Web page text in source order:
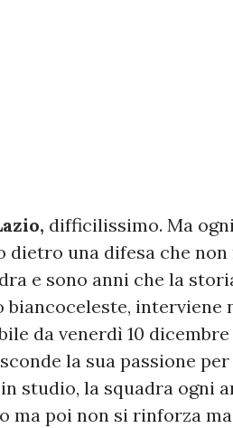
difficilissimo. Ma
dietro una difesa che non
e sono anni che la
biancoceleste, interviene
da venerdì 10
la sua passione
studio, la squadra ogni
poi non si rinforza